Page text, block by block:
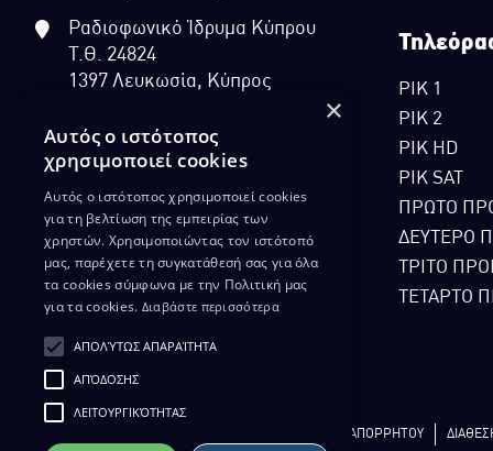
Ραδιοφωνικό Ίδρυμα Κύπρου
Τ.Θ. 24824
1397 Λευκωσία, Κύπρος
ΡΙΚ 1
ΡΙΚ 2
ΡΙΚ HD
ΡΙΚ SAT
ΠΡΩΤΟ
ΔΕΥΤΕΡΟ
ΤΡΙΤΟ
ΤΕΤΑΡΤΟ
ΠΟΛΙΤΙΚΗ ΑΠΟΡΡΗΤΟΥ
×
Αυτός ο ιστότοπος
χρησιμοποιεί cookies
Αυτός ο ιστότοπος χρησιμοποιεί cookies
για τη βελτίωση της εμπειρίας των
χρηστών. Χρησιμοποιώντας τον ιστότοπό
μας, παρέχετε τη συγκατάθεσή σας για όλα
τα cookies σύμφωνα με την Πολιτική μας
για τα cookies. Διαβάστε περισσότερα
ΑΠΟΛΎΤΩΣ ΑΠΑΡΑΊΤΗΤΑ
ΑΠΌΔΟΣΗΣ
ΛΕΙΤΟΥΡΓΙΚΌΤΗΤΑΣ